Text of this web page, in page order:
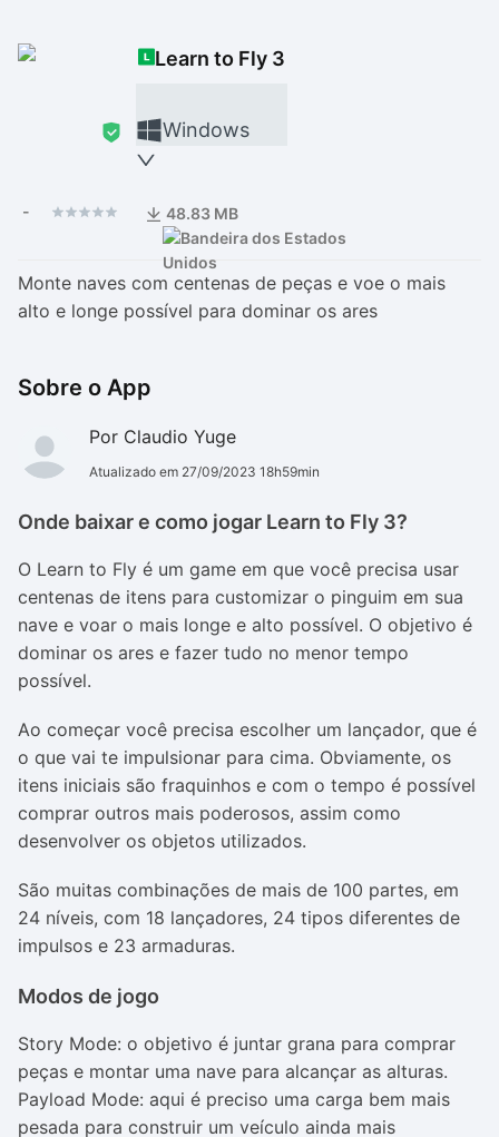
Learn to Fly 3
Windows
- 48.83 MB
Monte naves com centenas de peças e voe o mais
alto e longe possível para dominar os ares
Sobre o App
Por Claudio Yuge
Atualizado em 27/09/2023 18h59min
Onde baixar e como jogar Learn to Fly 3?
O Learn to Fly é um game em que você precisa usar
centenas de itens para customizar o pinguim em sua
nave e voar o mais longe e alto possível. O objetivo é
dominar os ares e fazer tudo no menor tempo
possível.
Ao começar você precisa escolher um lançador, que é
o que vai te impulsionar para cima. Obviamente, os
itens iniciais são fraquinhos e com o tempo é possível
comprar outros mais poderosos, assim como
desenvolver os objetos utilizados.
São muitas combinações de mais de 100 partes, em
24 níveis, com 18 lançadores, 24 tipos diferentes de
impulsos e 23 armaduras.
Modos de jogo
Story Mode: o objetivo é juntar grana para comprar
peças e montar uma nave para alcançar as alturas.
Payload Mode: aqui é preciso uma carga bem mais
pesada para construir um veículo ainda mais